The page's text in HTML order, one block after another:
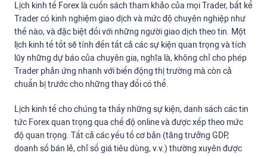
Lịch kinh tế Forex là cuốn sách tham khảo của mọi Trader, bất kể
Trader có kinh nghiệm giao dịch và mức độ chuyên nghiệp như
thế nào, và đặc biệt đối với những người giao dịch theo tin. Một
lịch kinh tế tốt sẽ tính đến tất cả các sự kiện quan trọng và tích
lũy những dự báo của chuyên gia, nghĩa là, không chỉ cho phép
Trader phản ứng nhanh với biến động thị trường mà còn cả
chuẩn bị trước cho những thay đổi có thể.
Lịch kinh tế cho chúng ta thấy những sự kiện, danh sách các tin
tức Forex quan trọng qua chế độ online và được xếp theo mức
độ quan trọng. Tất cả các yếu tố cơ bản (tăng trưởng GDP,
doanh số bán lẻ, chỉ số giá tiêu dùng, v.v.) thường xuyên được